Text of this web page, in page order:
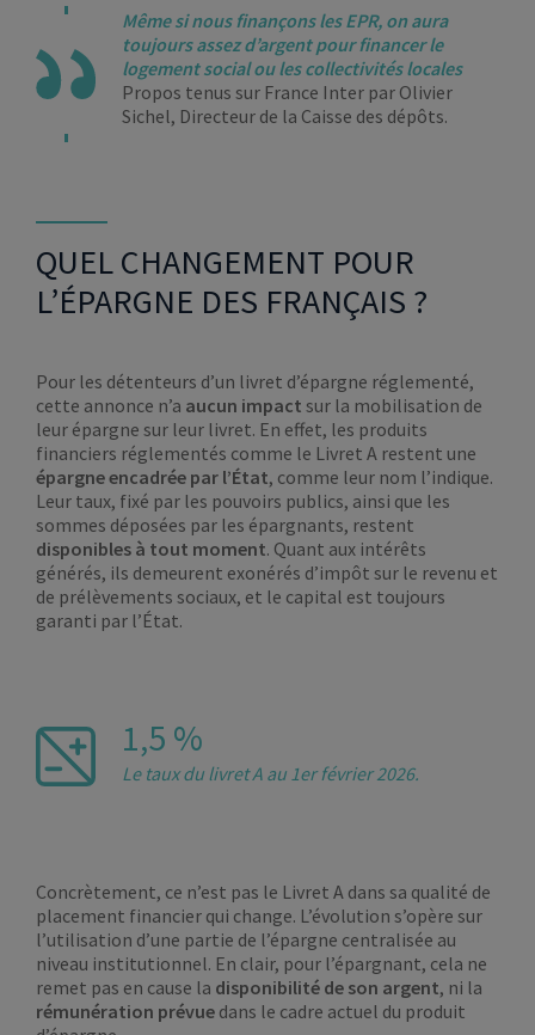
Même si nous finançons les EPR, on aura
toujours assez d’argent pour financer le
logement social ou les collectivités locales
Propos tenus sur France Inter par Olivier
Sichel, Directeur de la Caisse des dépôts.
QUEL CHANGEMENT POUR
L’ÉPARGNE DES FRANÇAIS ?
Pour les détenteurs d’un livret d’épargne réglementé,
cette annonce n’a aucun impact sur la mobilisation de
leur épargne sur leur livret. En effet, les produits
financiers réglementés comme le Livret A restent une
épargne encadrée par l’État, comme leur nom l’indique.
Leur taux, fixé par les pouvoirs publics, ainsi que les
sommes déposées par les épargnants, restent
disponibles à tout moment. Quant aux intérêts
générés, ils demeurent exonérés d’impôt sur le revenu et
de prélèvements sociaux, et le capital est toujours
garanti par l’État.
1,5 %
Le taux du livret A au 1er février 2026.
Concrètement, ce n’est pas le Livret A dans sa qualité de
placement financier qui change. L’évolution s’opère sur
l’utilisation d’une partie de l’épargne centralisée au
niveau institutionnel. En clair, pour l’épargnant, cela ne
remet pas en cause la disponibilité de son argent, ni la
rémunération prévue dans le cadre actuel du produit